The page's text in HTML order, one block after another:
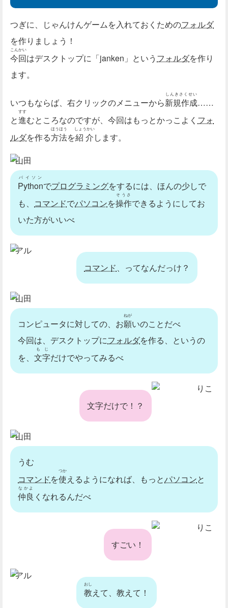
つぎに、じゃんけんゲームを入れておくためのフォルダ
を作りましょう！
今回
こんかい
はデスクトップに「janken」という フォルダを作り
ます。
いつもならば、右クリックのメニューから新規作成
しんきさくせい
……
と進
すす
むところなのですが、今回はもっとかっこよく フォ
ルダを作る方法
ほうほう
を紹介
しょうかい
します。
山田
Python
パイソン
でプログラミングをするには、ほんの少しで
も、 コマンドでパソコンを操作
そうさ
できるようにしてお
いた方がいいべ
アル
コマンド、ってなんだっけ？
山田
コンピュータに対しての、お願
ねが
いのことだべ
今回は、デスクトップにフォルダを作る、というの
を、 文字
もじ
だけでやってみるべ
りこ
文字だけで！？
山田
うむ
コマンドを使
つか
えるようになれば、もっとパソコンと
仲良
なかよ
くなれるんだべ
りこ
すごい！
アル
教
おし
えて、教えて！